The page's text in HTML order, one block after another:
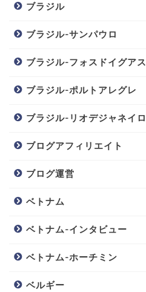
ブラジル
ブラジル-サンパウロ
ブラジル-フォスドイグアス
ブラジル-ポルトアレグレ
ブラジル-リオデジャネイロ
ブログアフィリエイト
ブログ運営
ベトナム
ベトナム-インタビュー
ベトナム-ホーチミン
ベルギー